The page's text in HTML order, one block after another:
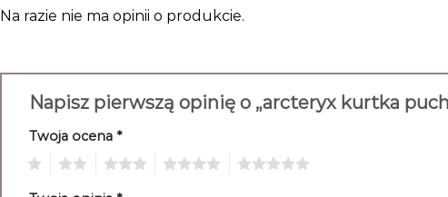
Na razie nie ma opinii o produkcie.
Napisz pierwszą opinię o „arcteryx kurtka
Twoja ocena *